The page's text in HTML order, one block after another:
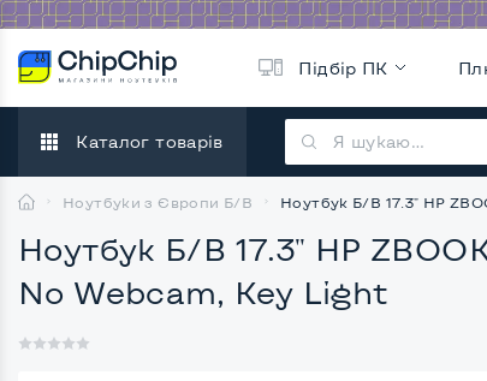
Підбір ПК
Каталог товарів
Ноутбуки з Європи Б/В Ноутбук Б/В 17.3" HP
Ноутбук Б/В 17.3" HP
No Webcam, Key Light